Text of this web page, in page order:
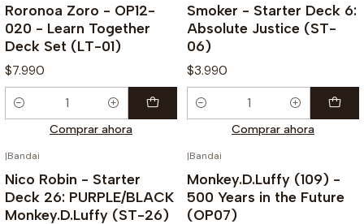
Roronoa Zoro - OP12-
020 - Learn Together
Deck Set (LT-01)
$7.990
Cantidad
Comprar ahora
Smoker - Starter Deck 6:
Absolute Justice (ST-
06)
$3.990
Cantidad
Comprar ahora
|Bandai
Nico Robin - Starter
Deck 26: PURPLE/BLACK
Monkey.D.Luffy (ST-26)
|Bandai
Monkey.D.Luffy (109) -
500 Years in the Future
(OP07)